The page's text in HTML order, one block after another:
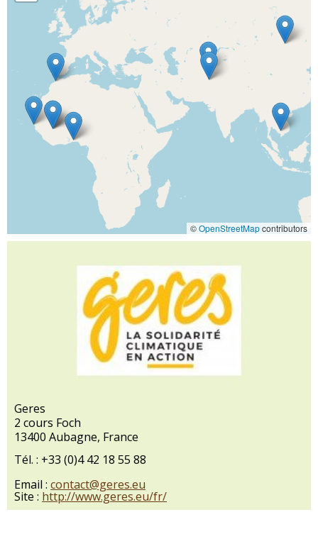
©OpenStreetMapcontributors
Geres
2 cours Foch
13400 Aubagne, France
Tél. : +33 (0)4 42 18 55 88
Email : contact@geres.eu
Site : http://www.geres.eu/fr/